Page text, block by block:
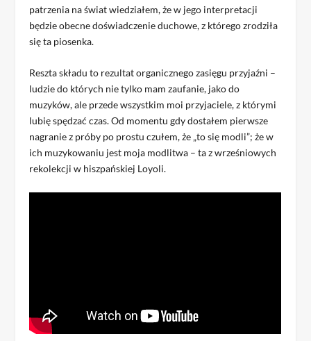
patrzenia na świat wiedziałem, że w jego interpretacji
będzie obecne doświadczenie duchowe, z którego zrodziła
się ta piosenka.
Reszta składu to rezultat organicznego zasięgu przyjaźni –
ludzie do których nie tylko mam zaufanie, jako do
muzyków, ale przede wszystkim moi przyjaciele, z którymi
lubię spędzać czas. Od momentu gdy dostałem pierwsze
nagranie z próby po prostu czułem, że „to się modli”; że w
ich muzykowaniu jest moja modlitwa – ta z wrześniowych
rekolekcji w hiszpańskiej Loyoli.